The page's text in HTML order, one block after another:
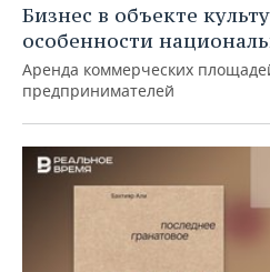
Бизнес в объекте
особенности
Аренда коммерческих
предпринимателей